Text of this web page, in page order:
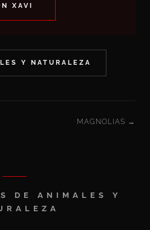
XAVI
Y NATURALEZA
MAGNOLIAS →
DE ANIMALES Y